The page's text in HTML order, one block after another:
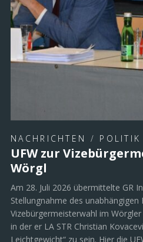
NACHRICHTEN / POLITIK
UFW zur
Wörgl
Am 28. Juli 2026 übermittelte GR
Stellungnahme des
Vizebürgermeisterwahl im
in der er LA STR Christian
Leichtgewicht“ zu sein. Hier die